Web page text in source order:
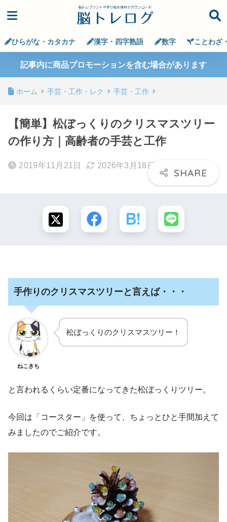
ひらがな・カタカナ 漢字・四字熟語 数字 ことわざ
記事内に商品プロモーションを含む場合があります
ホーム 手芸・工作・レク 手芸・工作
【簡単】松ぼっくりのクリスマスツリー
の作り方｜高齢者の手芸と工作
2019年11月21日 2026年3月18日
手作りのクリスマスツリーと言えば・・・
ねこきち
松ぼっくりのクリスマスツリー！
と言われるくらい定番になってきた松ぼっくりツリー。
今回は「コースター」を使って、ちょっとひと手間加えて
みましたのでご紹介です。